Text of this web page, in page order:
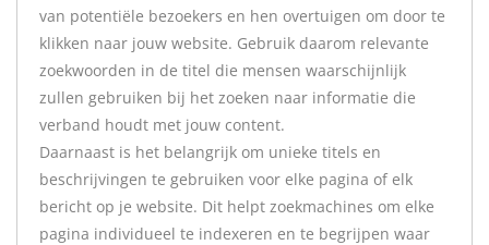
van potentiële bezoekers en hen overtuigen om door te
klikken naar jouw website. Gebruik daarom relevante
zoekwoorden in de titel die mensen waarschijnlijk
zullen gebruiken bij het zoeken naar informatie die
verband houdt met jouw content.
Daarnaast is het belangrijk om unieke titels en
beschrijvingen te gebruiken voor elke pagina of elk
bericht op je website. Dit helpt zoekmachines om elke
pagina individueel te indexeren en te begrijpen waar